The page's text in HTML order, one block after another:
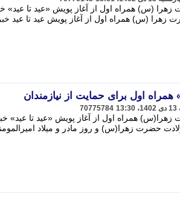
(س) همراه اول از آغاز پویش «عید تا عید»
زهرا (س) همراه اول از آغاز پویش عید تا عید خبر
همراه اول برای حمایت از نیازمندان
70775784
همراه اول از آغاز پویش «عید تا عید»
حضرت زهرا(س) و روز مادر و میلاد